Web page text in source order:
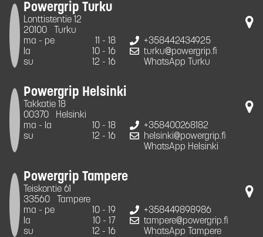
Powergrip Turku
Lonttistentie 12
20100
Turku
ma - pe
11 - 18
la
10 - 16
su
12 - 16
+358442434925
turku@powergrip.fi
WhatsApp Turku
Powergrip Helsinki
Takkatie 18
00370
Helsinki
ma - la
10 - 18
su
12 - 16
+358400268182
helsinki@powergrip.fi
WhatsApp Helsinki
Powergrip Tampere
Teiskontie 61
33560
Tampere
ma - pe
10 - 19
la
10 - 17
su
12 - 16
+358449898986
tampere@powergrip.fi
WhatsApp Tampere